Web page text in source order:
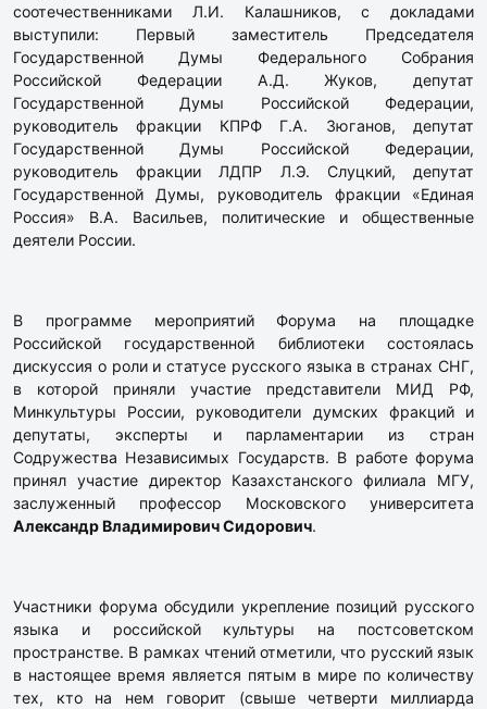
соотечественниками Л.И. Калашников, с докладами
выступили: Первый заместитель Председателя
Государственной Думы Федерального Собрания
Российской Федерации А.Д. Жуков, депутат
Государственной Думы Российской Федерации,
руководитель фракции КПРФ Г.А. Зюганов, депутат
Государственной Думы Российской Федерации,
руководитель фракции ЛДПР Л.Э. Слуцкий, депутат
Государственной Думы, руководитель фракции «Единая
Россия» В.А. Васильев, политические и общественные
деятели России.
В программе мероприятий Форума на площадке
Российской государственной библиотеки состоялась
дискуссия о роли и статусе русского языка в странах СНГ,
в которой приняли участие представители МИД РФ,
Минкультуры России, руководители думских фракций и
депутаты, эксперты и парламентарии из стран
Содружества Независимых Государств. В работе форума
принял участие директор Казахстанского филиала МГУ,
заслуженный профессор Московского университета
Александр Владимирович Сидорович.
Участники форума обсудили укрепление позиций русского
языка и российской культуры на постсоветском
пространстве. В рамках чтений отметили, что русский язык
в настоящее время является пятым в мире по количеству
тех, кто на нем говорит (свыше четверти миллиарда